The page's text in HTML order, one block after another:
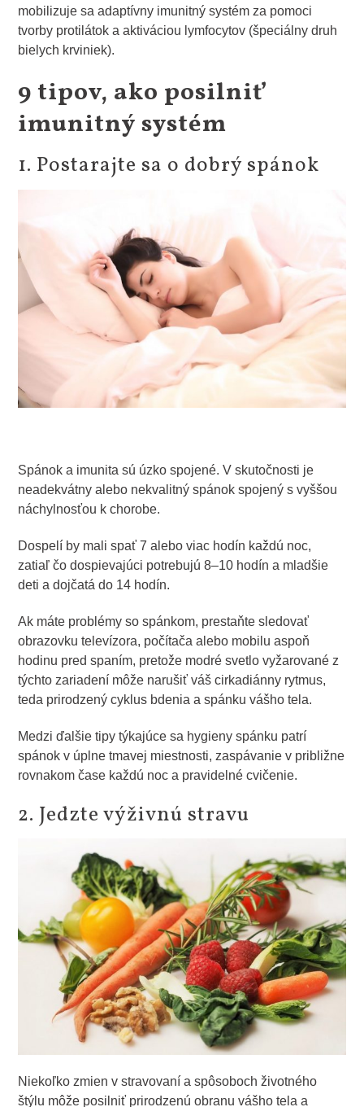
mobilizuje sa adaptívny imunitný systém za pomoci
tvorby protilátok a aktiváciou lymfocytov (špeciálny druh
bielych krviniek).
9 tipov, ako posilniť
imunitný systém
1. Postarajte sa o dobrý spánok
Spánok a imunita sú úzko spojené. V skutočnosti je
neadekvátny alebo nekvalitný spánok spojený s vyššou
náchylnosťou k chorobe.
Dospelí by mali spať 7 alebo viac hodín každú noc,
zatiaľ čo dospievajúci potrebujú 8–10 hodín a mladšie
deti a dojčatá do 14 hodín.
Ak máte problémy so spánkom, prestaňte sledovať
obrazovku televízora, počítača alebo mobilu aspoň
hodinu pred spaním, pretože modré svetlo vyžarované z
týchto zariadení môže narušiť váš cirkadiánny rytmus,
teda prirodzený cyklus bdenia a spánku vášho tela.
Medzi ďalšie tipy týkajúce sa hygieny spánku patrí
spánok v úplne tmavej miestnosti, zaspávanie v približne
rovnakom čase každú noc a pravidelné cvičenie.
2. Jedzte výživnú stravu
Niekoľko zmien v stravovaní a spôsoboch životného
štýlu môže posilniť prirodzenú obranu vášho tela a